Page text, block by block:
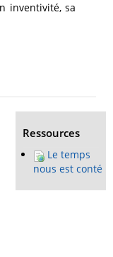
inventivité, sa
Ressources
Le temps
nous est conté